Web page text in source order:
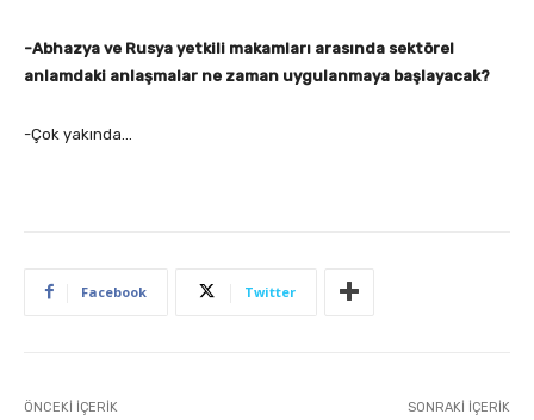
-Abhazya ve Rusya yetkili makamları arasında sektörel
anlamdaki anlaşmalar ne zaman uygulanmaya başlayacak?
-Çok yakında…
Facebook Twitter
ÖNCEKI İÇERIK SONRAKI İÇERIK